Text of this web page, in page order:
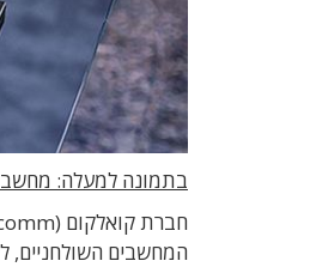
בתמונה למעלה: מחשב Lenovo IdeaCentre Mini המבוסס על ערכת השבבים החדשה